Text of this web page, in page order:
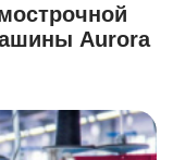
Aurora